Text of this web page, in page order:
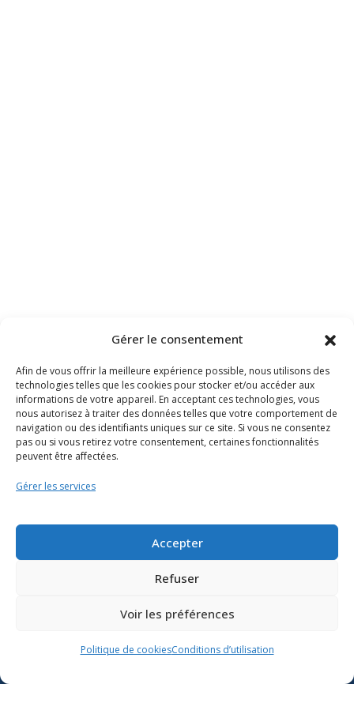
Gérer le consentement
Afin de vous offrir la meilleure expérience possible, nous utilisons des
technologies telles que les cookies pour stocker et/ou accéder aux
informations de votre appareil. En acceptant ces technologies, vous
nous autorisez à traiter des données telles que votre comportement de
navigation ou des identifiants uniques sur ce site. Si vous ne consentez
pas ou si vous retirez votre consentement, certaines fonctionnalités
peuvent être affectées.
Gérer les services
Accepter
Refuser
Voir les préférences
Politique de cookiesConditions d’utilisation
Soutien scolaire
Formation
ministère de l’Éducation sur